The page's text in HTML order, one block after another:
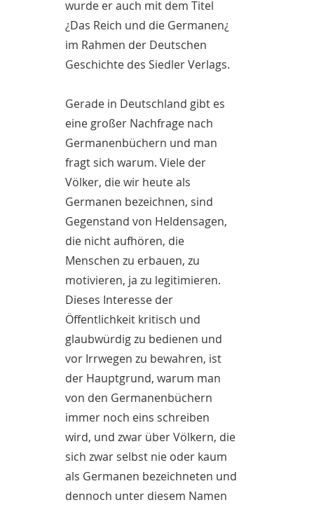
wurde er auch mit dem Titel
¿Das Reich und die Germanen¿
im Rahmen der Deutschen
Geschichte des Siedler Verlags.
Gerade in Deutschland gibt es
eine großer Nachfrage nach
Germanenbüchern und man
fragt sich warum. Viele der
Völker, die wir heute als
Germanen bezeichnen, sind
Gegenstand von Heldensagen,
die nicht aufhören, die
Menschen zu erbauen, zu
motivieren, ja zu legitimieren.
Dieses Interesse der
Öffentlichkeit kritisch und
glaubwürdig zu bedienen und
vor Irrwegen zu bewahren, ist
der Hauptgrund, warum man
von den Germanenbüchern
immer noch eins schreiben
wird, und zwar über Völkern, die
sich zwar selbst nie oder kaum
als Germanen bezeichneten und
dennoch unter diesem Namen